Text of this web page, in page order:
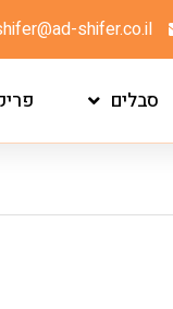
shifer.co.il
סבלים